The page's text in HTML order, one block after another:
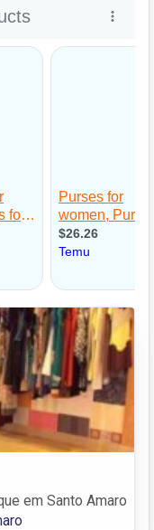
em Santo Amaro